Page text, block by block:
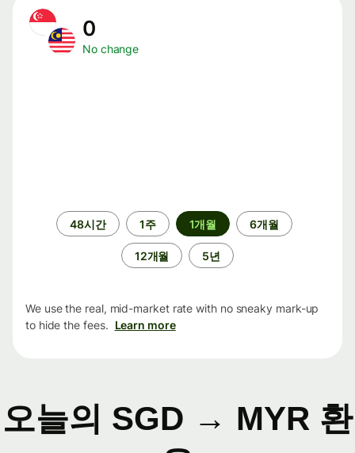
0
No change
48시간 1주 1개월 6개월
12개월 5년
We use the real, mid-market rate with no sneaky mark-up
to hide the fees. Learn more
오늘의 SGD → MYR 환